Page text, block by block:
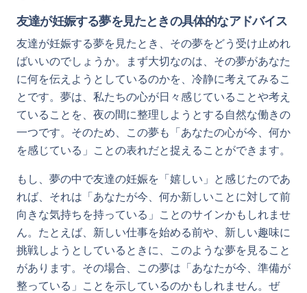
友達が妊娠する夢を見たときの具体的なアドバイス
友達が妊娠する夢を見たとき、その夢をどう受け止めれ
ばいいのでしょうか。まず大切なのは、その夢があなた
に何を伝えようとしているのかを、冷静に考えてみるこ
とです。夢は、私たちの心が日々感じていることや考え
ていることを、夜の間に整理しようとする自然な働きの
一つです。そのため、この夢も「あなたの心が今、何か
を感じている」ことの表れだと捉えることができます。
もし、夢の中で友達の妊娠を「嬉しい」と感じたのであ
れば、それは「あなたが今、何か新しいことに対して前
向きな気持ちを持っている」ことのサインかもしれませ
ん。たとえば、新しい仕事を始める前や、新しい趣味に
挑戦しようとしているときに、このような夢を見ること
があります。その場合、この夢は「あなたが今、準備が
整っている」ことを示しているのかもしれません。ぜ